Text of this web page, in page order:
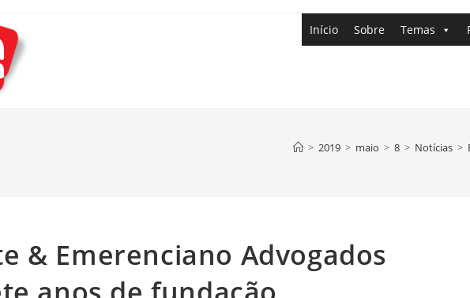
Início Sobre Temas
> 2019 > maio > 8 > Notícias >
& Emerenciano Advogados